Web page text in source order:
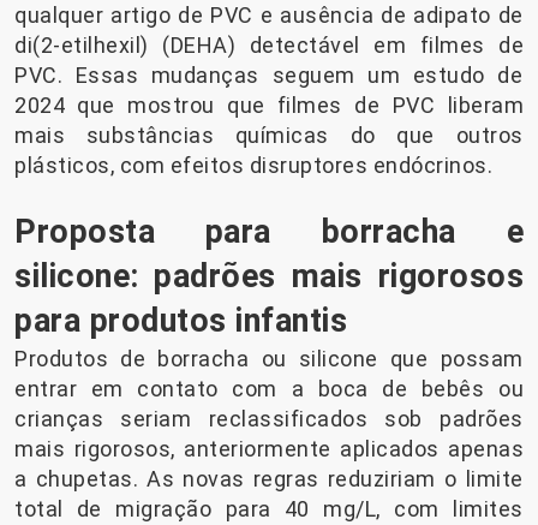
qualquer artigo de PVC e ausência de adipato de
di(2-etilhexil) (DEHA) detectável em filmes de
PVC. Essas mudanças seguem um estudo de
2024 que mostrou que filmes de PVC liberam
mais substâncias químicas do que outros
plásticos, com efeitos disruptores endócrinos.
Proposta para borracha e
silicone: padrões mais rigorosos
para produtos infantis
Produtos de borracha ou silicone que possam
entrar em contato com a boca de bebês ou
crianças seriam reclassificados sob padrões
mais rigorosos, anteriormente aplicados apenas
a chupetas. As novas regras reduziriam o limite
total de migração para 40 mg/L, com limites